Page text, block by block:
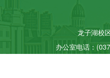
龙子湖校
办公室电话：